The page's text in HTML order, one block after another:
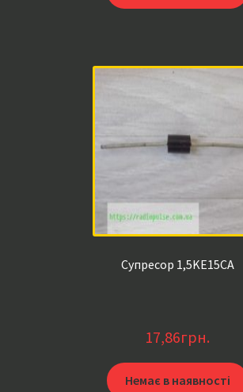
Супресор 1,5KE15CA
17,86грн.
Немає в наявності